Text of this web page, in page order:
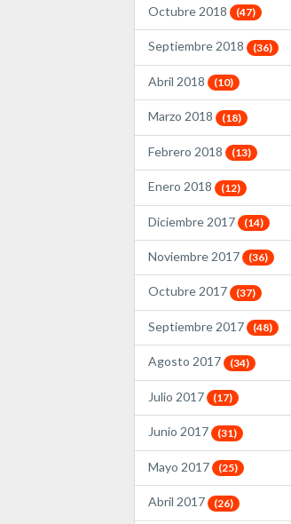
Octubre 2018 (47)
Septiembre 2018 (36)
Abril 2018 (10)
Marzo 2018 (18)
Febrero 2018 (13)
Enero 2018 (12)
Diciembre 2017 (14)
Noviembre 2017 (36)
Octubre 2017 (37)
Septiembre 2017 (48)
Agosto 2017 (34)
Julio 2017 (17)
Junio 2017 (31)
Mayo 2017 (25)
Abril 2017 (26)